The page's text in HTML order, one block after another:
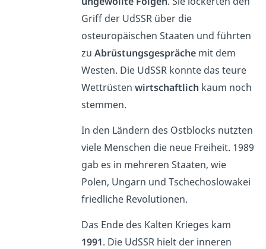
Griff der UdSSR über die
osteuropäischen Staaten und führten
zu Abrüstungsgesprächemit dem
Westen. Die UdSSR konnte das teure
Wettrüsten wirtschaftlich kaum noch
stemmen.
In den Ländern des Ostblocks nutzten
viele Menschen die neue Freiheit. 1989
gab es in mehreren Staaten, wie
Polen, Ungarn und Tschechoslowakei
friedliche Revolutionen.
Das Ende des Kalten Krieges kam
1991. Die UdSSR hielt der inneren